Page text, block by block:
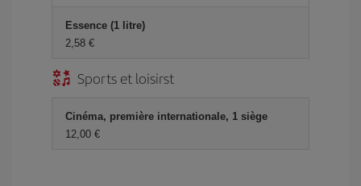
Essence (1 litre)
2,58 €
Sports et loisirst
Cinéma, première internationale, 1 siège
12,00 €